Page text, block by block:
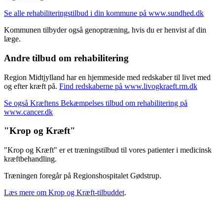
Se alle rehabiliteringstilbud i din kommune på www.sundhed.dk
Kommunen tilbyder også genoptræning, hvis du er henvist af din
læge.
Andre tilbud om rehabilitering
Region Midtjylland har en hjemmeside med redskaber til livet med
og efter kræft på. Find redskaberne på www.livogkraeft.rm.dk
Se også Kræftens Bekæmpelses tilbud om rehabilitering på
www.cancer.dk
"Krop og Kræft"
"Krop og Kræft" er et træningstilbud til vores patienter i medicinsk
kræftbehandling.
Træningen foregår på Regionshospitalet Gødstrup.
Læs mere om Krop og Kræft-tilbuddet.